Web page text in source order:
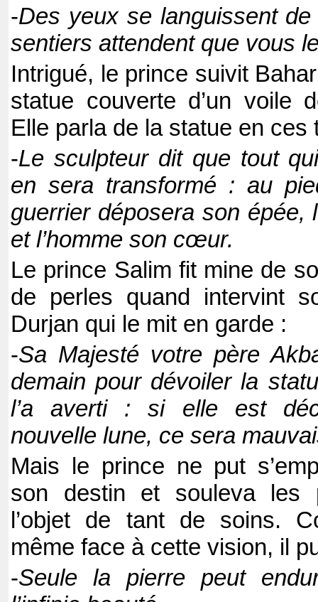
-Des yeux se languissent
sentiers attendent que vous
Intrigué, le prince suivit
statue couverte d’un voile
Elle parla de la statue en ces
-Le sculpteur dit que tout
en sera transformé : au
guerrier déposera son épée,
et l’homme son cœur.
Le prince Salim fit mine de
de perles quand intervint
Durjan qui le mit en garde :
-Sa Majesté votre père
demain pour dévoiler la
l’a averti : si elle est
nouvelle lune, ce sera
Mais le prince ne put
son destin et souleva les
l’objet de tant de soins.
même face à cette vision, il
-Seule la pierre peut